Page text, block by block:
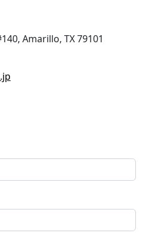
Amarillo, TX 79101